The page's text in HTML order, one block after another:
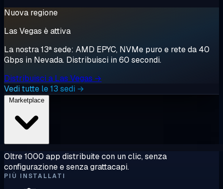
Nuova regione
Las Vegas è attiva
La nostra 13ª sede: AMD EPYC, NVMe puro e rete da 40
Gbps in Nevada. Distribuisci in 60 secondi.
Distribuisci a Las Vegas →
Vedi tutte le 13 sedi →
Oltre 1000 app distribuite con un clic, senza
configurazione e senza grattacapi.
PIÙ INSTALLATI